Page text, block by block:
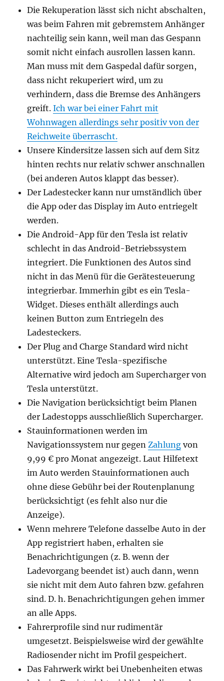
Die Rekuperation lässt sich nicht abschalten,
was beim Fahren mit gebremstem Anhänger
nachteilig sein kann, weil man das Gespann
somit nicht einfach ausrollen lassen kann.
Man muss mit dem Gaspedal dafür sorgen,
dass nicht rekuperiert wird, um zu
verhindern, dass die Bremse des Anhängers
greift.Ich war bei einer Fahrt mit
Wohnwagen allerdings sehr positiv von der
Reichweite überrascht.
Unsere Kindersitze lassen sich auf dem Sitz
hinten rechts nur relativ schwer anschnallen
(bei anderen Autos klappt das besser).
Der Ladestecker kann nur umständlich über
die App oder das Display im Auto entriegelt
werden.
Die Android-App für den Tesla ist relativ
schlecht in das Android-Betriebssystem
integriert. Die Funktionen des Autos sind
nicht in das Menü für die Gerätesteuerung
integrierbar. Immerhin gibt es ein Tesla-
Widget. Dieses enthält allerdings auch
keinen Button zum Entriegeln des
Ladesteckers.
Der Plug and Charge Standard wird nicht
unterstützt. Eine Tesla-spezifische
Alternative wird jedoch am Supercharger von
Tesla unterstützt.
Die Navigation berücksichtigt beim Planen
der Ladestopps ausschließlich Supercharger.
Stauinformationen werden im
Navigationssystem nur gegenZahlung von
9,99 € pro Monat angezeigt. Laut Hilfetext
im Auto werden Stauinformationen auch
ohne diese Gebühr bei der Routenplanung
berücksichtigt (es fehlt also nur die
Anzeige).
Wenn mehrere Telefone dasselbe Auto in der
App registriert haben, erhalten sie
Benachrichtigungen (z. B. wenn der
Ladevorgang beendet ist) auch dann, wenn
sie nicht mit dem Auto fahren bzw. gefahren
sind. D. h. Benachrichtigungen gehen immer
an alle Apps.
Fahrerprofile sind nur rudimentär
umgesetzt. Beispielsweise wird der gewählte
Radiosender nicht im Profil gespeichert.
Das Fahrwerk wirkt bei Unebenheiten etwas